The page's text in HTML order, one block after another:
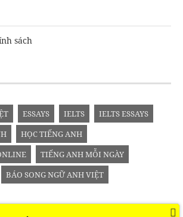
sách
ESSAYS IELTS
IELTS ESSAYS
HỌC TIẾNG ANH
TIẾNG ANH MỖI NGÀY
BÁO SONG NGỮ ANH VIỆT